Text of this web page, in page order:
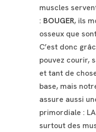
muscles
: BOUGER, ils
osseux que
C’est donc
pouvez courir,
et tant de
base, mais
assure aussi
primordiale : LA
surtout des